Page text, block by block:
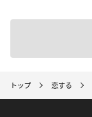
トップ 恋する